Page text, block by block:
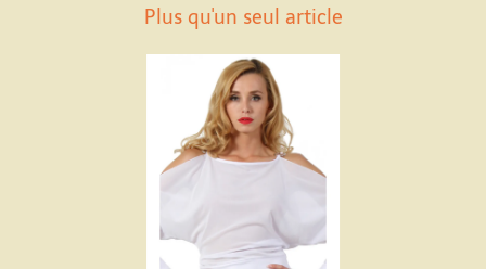
Plus qu'un seul article